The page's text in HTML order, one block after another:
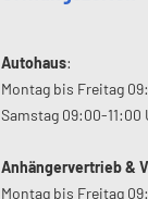
Autohaus:
Montag bis Freitag
Samstag 09:00-11:00
Anhängervertrieb &
Montag bis Freitag